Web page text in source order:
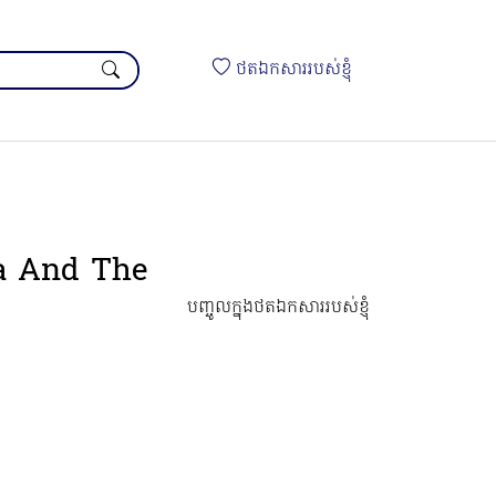
ថតឯកសាររបស់ខ្ញុំ
And The
បញ្ចូលក្នុងថតឯកសាររបស់ខ្ញុំ